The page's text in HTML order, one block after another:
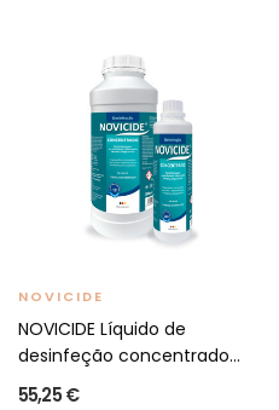
NOVICIDE
NOVICIDE Líquido de
desinfeção concentrado
2000ml
55,25 €